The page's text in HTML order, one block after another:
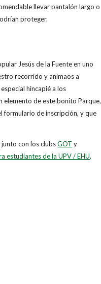
llevar pantalón largo o
proteger.
Jesús de la Fuente en uno
recorrido y animaos a
hincapié a los
elemento de este bonito Parque,
formulario de inscripción, y que
con los clubs GOT y
estudiantes de la UPV / EHU.